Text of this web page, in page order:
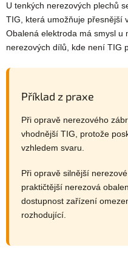
U tenkých nerezových plechů
TIG, která umožňuje přesnější
Obalená elektroda má smysl u
nerezových dílů, kde není TIG
Příklad z praxe
Při opravě nerezového
vhodnější TIG, protože
vzhledem svaru.
Při opravě silnější
praktičtější nerezová
dostupnost zařízení
rozhodující.